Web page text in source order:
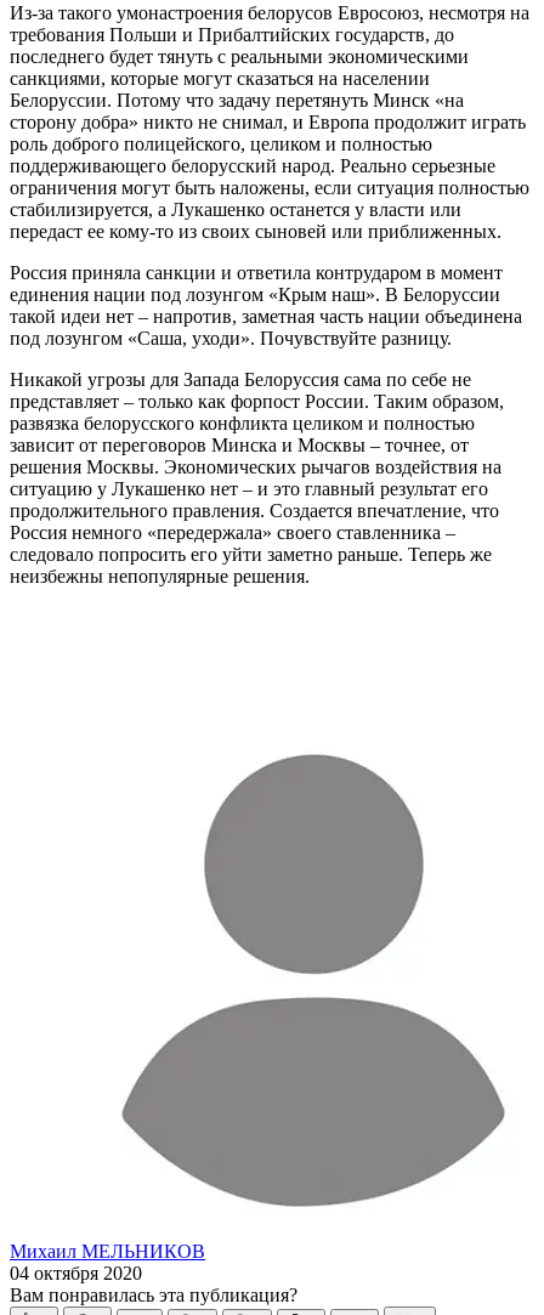
Из-за такого умонастроения белорусов Евросоюз, несмотря на
требования Польши и Прибалтийских государств, до
последнего будет тянуть с реальными экономическими
санкциями, которые могут сказаться на населении
Белоруссии. Потому что задачу перетянуть Минск «на
сторону добра» никто не снимал, и Европа продолжит играть
роль доброго полицейского, целиком и полностью
поддерживающего белорусский народ. Реально серьезные
ограничения могут быть наложены, если ситуация полностью
стабилизируется, а Лукашенко останется у власти или
передаст ее кому-то из своих сыновей или приближенных.
Россия приняла санкции и ответила контрударом в момент
единения нации под лозунгом «Крым наш». В Белоруссии
такой идеи нет – напротив, заметная часть нации объединена
под лозунгом «Саша, уходи». Почувствуйте разницу.
Никакой угрозы для Запада Белоруссия сама по себе не
представляет – только как форпост России. Таким образом,
развязка белорусского конфликта целиком и полностью
зависит от переговоров Минска и Москвы – точнее, от
решения Москвы. Экономических рычагов воздействия на
ситуацию у Лукашенко нет – и это главный результат его
продолжительного правления. Создается впечатление, что
Россия немного «передержала» своего ставленника –
следовало попросить его уйти заметно раньше. Теперь же
неизбежны непопулярные решения.
Михаил МЕЛЬНИКОВ
04 октября 2020
Вам понравилась эта публикация?